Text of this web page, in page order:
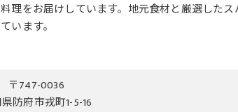
理をお届けしています。地元食材と厳選した
います。
〒747-0036
防府市戎町1-5-16